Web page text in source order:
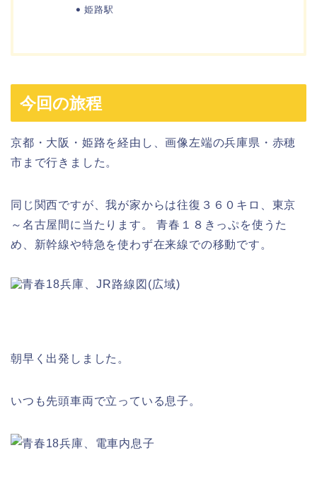
姫路駅
今回の旅程
京都・大阪・姫路を経由し、画像左端の兵庫県・赤穂
市まで行きました。
同じ関西ですが、我が家からは往復３６０キロ、東京
～名古屋間に当たります。 青春１８きっぷを使うた
め、新幹線や特急を使わず在来線での移動です。
朝早く出発しました。
いつも先頭車両で立っている息子。